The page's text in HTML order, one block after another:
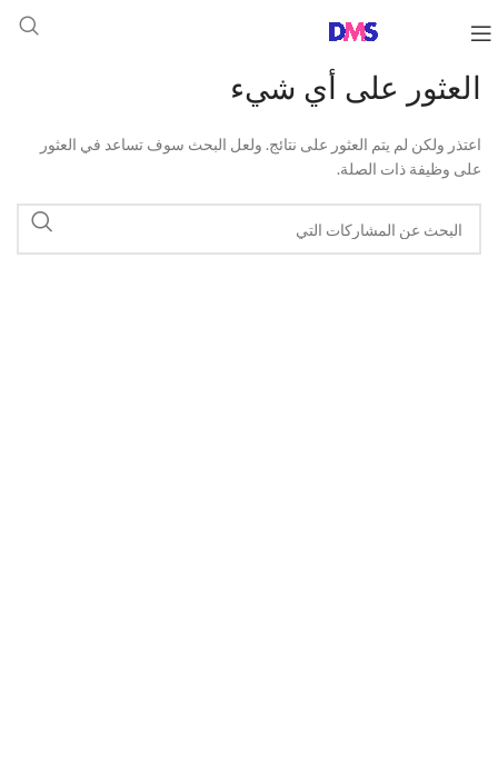
العثور على أي شيء
اعتذر ولكن لم يتم العثور على نتائج. ولعل البحث سوف تساعد في العثور
على وظيفة ذات الصلة.